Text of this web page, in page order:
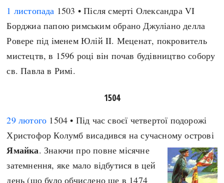
1 листопада 1503 • Після смерті Олександра VI
Борджиа папою римським обрано Джуліано делла
Ровере під іменем Юлій II. Меценат, покровитель
мистецтв, в 1596 році він почав будівництво собору
св. Павла в Римі.
1504
29 лютого 1504 • Під час своєї четвертої подорожі
Христофор Колумб висадився на сучасному острові
Ямайка. Знаючи про повне місячне
затемнення, яке мало відбутися в цей
день (що було обчислено ще в 1474